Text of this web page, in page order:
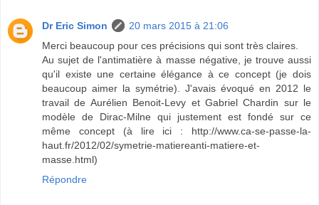
Dr Eric Simon
20 mars 2015 à 21:06
Merci beaucoup pour ces précisions qui sont très claires.
Au sujet de l'antimatière à masse négative, je trouve aussi
qu'il existe une certaine élégance à ce concept (je dois
beaucoup aimer la symétrie). J'avais évoqué en 2012 le
travail de Aurélien Benoit-Levy et Gabriel Chardin sur le
modèle de Dirac-Milne qui justement est fondé sur ce
même concept (à lire ici : http://www.ca-se-passe-la-
haut.fr/2012/02/symetrie-matiereanti-matiere-et-
masse.html)
Répondre